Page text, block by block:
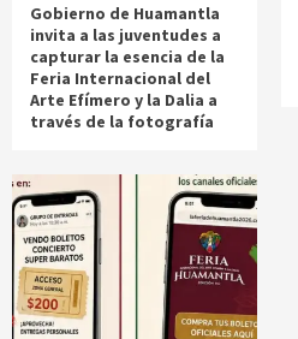
Gobierno de Huamantla
invita a las juventudes a
capturar la esencia de la
Feria Internacional del
Arte Efímero y la Dalia a
través de la fotografía